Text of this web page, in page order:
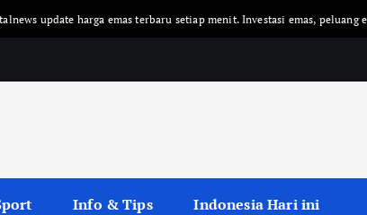
harga emas terbaru setiap menit. Investasi emas, peluang emas Anda!
Info & Tips Indonesia Hari ini